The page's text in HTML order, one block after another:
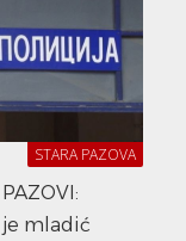
STARA PAZOVA
je mladić